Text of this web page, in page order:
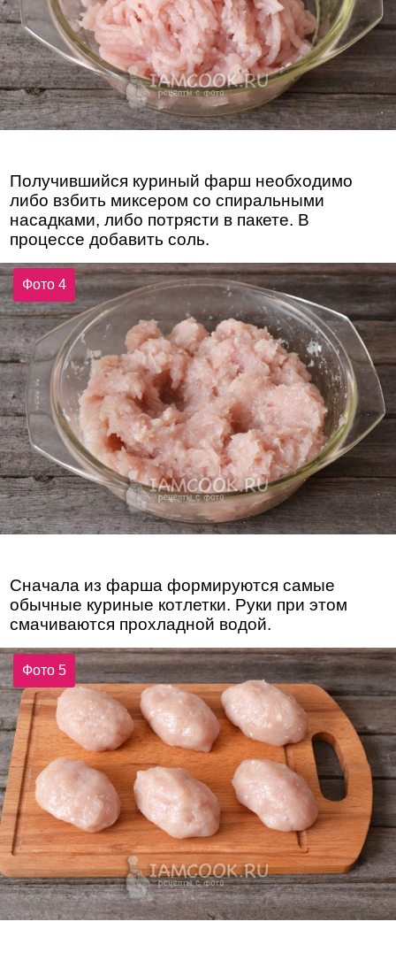
Получившийся куриный фарш необходимо
либо взбить миксером со спиральными
насадками, либо потрясти в пакете. В
процессе добавить соль.
Фото 4
Сначала из фарша формируются самые
обычные куриные котлетки. Руки при этом
смачиваются прохладной водой.
Фото 5